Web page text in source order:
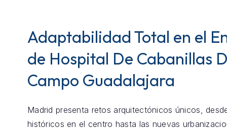
Adaptabilidad Total en el
de Hospital De Cabanillas
Campo Guadalajara
Madrid presenta retos arquitectónicos únicos,
históricos en el centro hasta las nuevas